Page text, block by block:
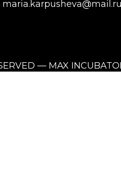
maria.karpusheva@mail.ru
— MAX